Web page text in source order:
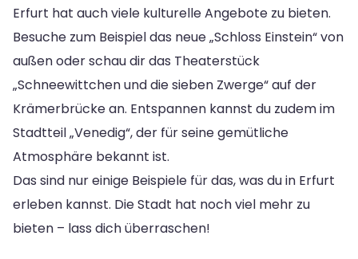
Erfurt hat auch viele kulturelle Angebote zu bieten.
Besuche zum Beispiel das neue „Schloss Einstein“ von
außen oder schau dir das Theaterstück
„Schneewittchen und die sieben Zwerge“ auf der
Krämerbrücke an. Entspannen kannst du zudem im
Stadtteil „Venedig“, der für seine gemütliche
Atmosphäre bekannt ist.
Das sind nur einige Beispiele für das, was du in Erfurt
erleben kannst. Die Stadt hat noch viel mehr zu
bieten – lass dich überraschen!